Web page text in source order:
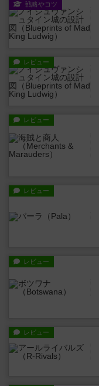
戦略やコツ
レビュー
レビュー
レビュー
レビュー
レビュー